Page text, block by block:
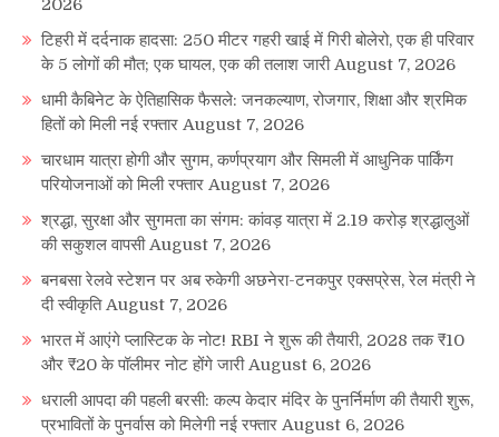
2026
टिहरी में दर्दनाक हादसा: 250 मीटर गहरी खाई में गिरी बोलेरो, एक ही परिवार
के 5 लोगों की मौत; एक घायल, एक की तलाश जारी August 7, 2026
धामी कैबिनेट के ऐतिहासिक फैसले: जनकल्याण, रोजगार, शिक्षा और श्रमिक
हितों को मिली नई रफ्तार August 7, 2026
चारधाम यात्रा होगी और सुगम, कर्णप्रयाग और सिमली में आधुनिक पार्किंग
परियोजनाओं को मिली रफ्तार August 7, 2026
श्रद्धा, सुरक्षा और सुगमता का संगम: कांवड़ यात्रा में 2.19 करोड़ श्रद्धालुओं
की सकुशल वापसी August 7, 2026
बनबसा रेलवे स्टेशन पर अब रुकेगी अछनेरा-टनकपुर एक्सप्रेस, रेल मंत्री ने
दी स्वीकृति August 7, 2026
भारत में आएंगे प्लास्टिक के नोट! RBI ने शुरू की तैयारी, 2028 तक ₹10
और ₹20 के पॉलीमर नोट होंगे जारी August 6, 2026
धराली आपदा की पहली बरसी: कल्प केदार मंदिर के पुनर्निर्माण की तैयारी शुरू,
प्रभावितों के पुनर्वास को मिलेगी नई रफ्तार August 6, 2026